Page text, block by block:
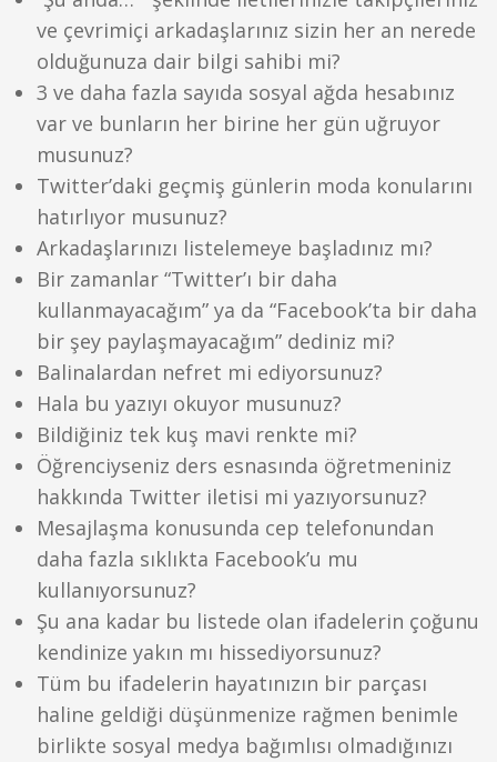
ve çevrimiçi arkadaşlarınız sizin her an nerede
olduğunuza dair bilgi sahibi mi?
3 ve daha fazla sayıda sosyal ağda hesabınız
var ve bunların her birine her gün uğruyor
musunuz?
Twitter’daki geçmiş günlerin moda konularını
hatırlıyor musunuz?
Arkadaşlarınızı listelemeye başladınız mı?
Bir zamanlar “Twitter’ı bir daha
kullanmayacağım” ya da “Facebook’ta bir daha
bir şey paylaşmayacağım” dediniz mi?
Balinalardan nefret mi ediyorsunuz?
Hala bu yazıyı okuyor musunuz?
Bildiğiniz tek kuş mavi renkte mi?
Öğrenciyseniz ders esnasında öğretmeniniz
hakkında Twitter iletisi mi yazıyorsunuz?
Mesajlaşma konusunda cep telefonundan
daha fazla sıklıkta Facebook’u mu
kullanıyorsunuz?
Şu ana kadar bu listede olan ifadelerin çoğunu
kendinize yakın mı hissediyorsunuz?
Tüm bu ifadelerin hayatınızın bir parçası
haline geldiği düşünmenize rağmen benimle
birlikte sosyal medya bağımlısı olmadığınızı